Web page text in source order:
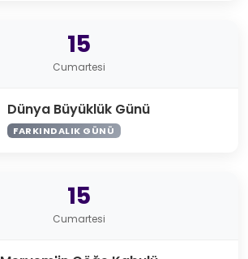
15
Cumartesi
Dünya Büyüklük Günü
FARKINDALIK GÜNÜ
15
Cumartesi